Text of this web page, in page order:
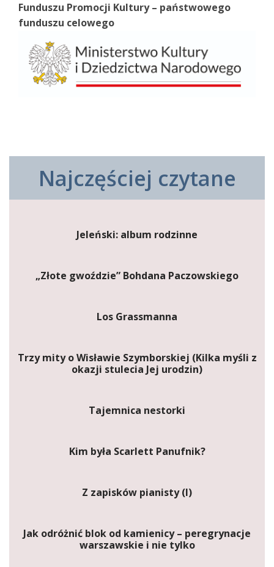
Funduszu Promocji Kultury – państwowego
funduszu celowego
Najczęściej czytane
Jeleński: album rodzinne
„Złote gwoździe” Bohdana Paczowskiego
Los Grassmanna
Trzy mity o Wisławie Szymborskiej (Kilka myśli z
okazji stulecia Jej urodzin)
Tajemnica nestorki
Kim była Scarlett Panufnik?
Z zapisków pianisty (I)
Jak odróżnić blok od kamienicy – peregrynacje
warszawskie i nie tylko